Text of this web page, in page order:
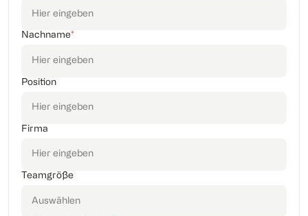
Nachname*
Position
Firma
Teamgröße